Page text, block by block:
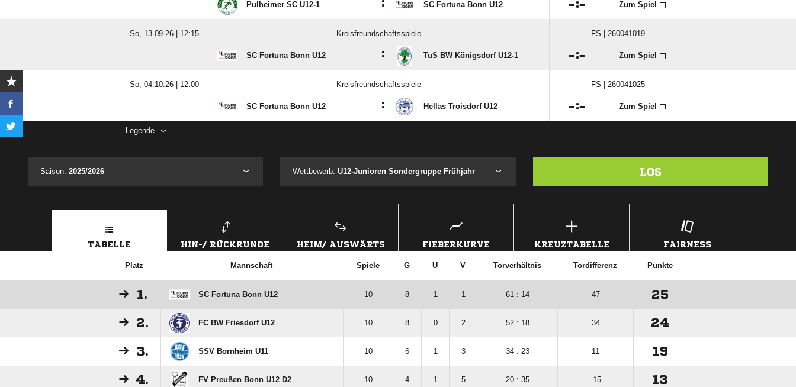
Pulheimer SC U12-1 : SC Fortuna Bonn U12 : Zum Spiel
So, 13.09.26 | 12:15 Kreisfreundschaftsspiele FS | 260041019
SC Fortuna Bonn U12 : TuS BW Königsdorf U12-1 : Zum Spiel
So, 04.10.26 | 12:00 Kreisfreundschaftsspiele FS | 260041025
SC Fortuna Bonn U12 : Hellas Troisdorf U12 : Zum Spiel
Legende
Saison: 2025/2026 Wettbewerb:U12-Junioren Sondergruppe Frühjahr LOS
TABELLE HIN-/ RÜCKRUNDE HEIM/ AUSWÄRTS FIEBERKURVE KREUZTABELLE FAIRNESS
Platz Mannschaft Spiele G U V Torverhältnis Tordifferenz Punkte
1. SC Fortuna Bonn U12 10 8 1 1 61 : 14 47 25
2. FC BW Friesdorf U12 10 8 0 2 52 : 18 34 24
3. SSV Bornheim U11 10 6 1 3 34 : 23 11 19
4. FV Preußen Bonn U12 D2 10 4 1 5 20 : 35 -15 13